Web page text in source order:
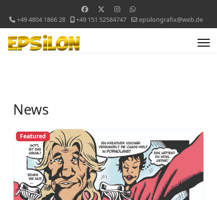
+49 4804 1866 28 +49 151 52584747 epsilongrafix@web.de
News
Featured